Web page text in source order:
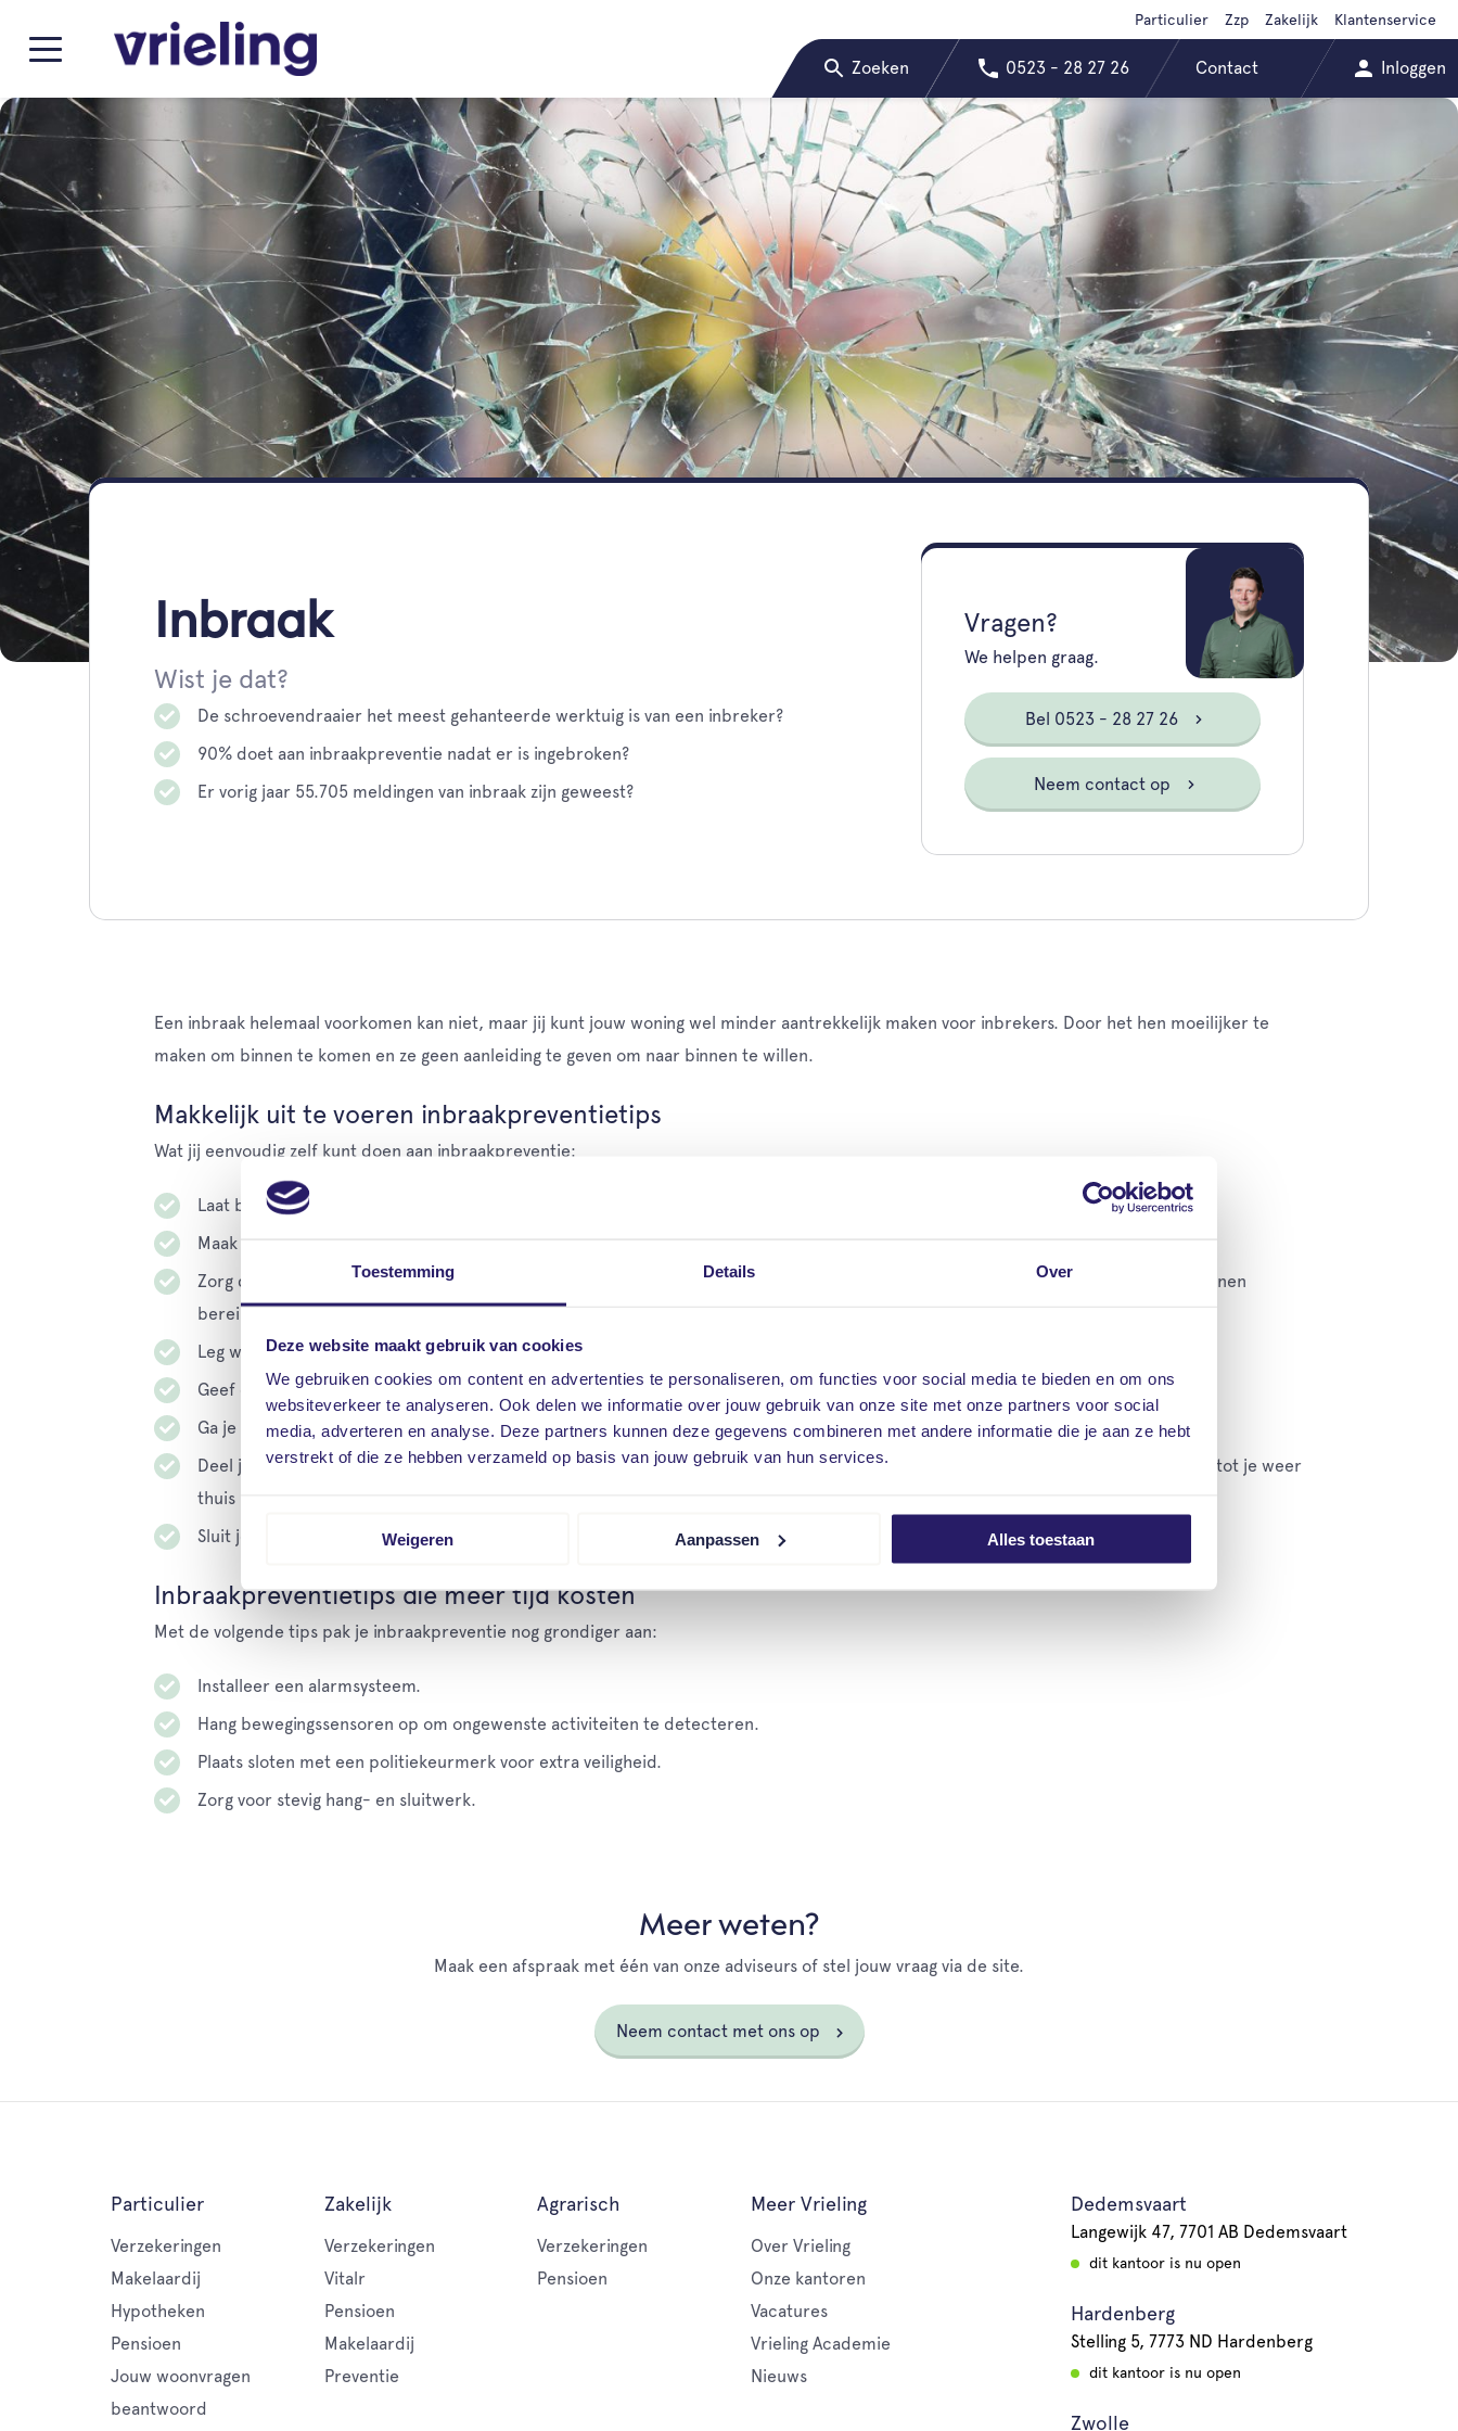
Toestemming Details Over
Deze website maakt gebruik van cookies
We gebruiken cookies om content en advertenties te personaliseren, om functies voor social media te bieden en om ons
websiteverkeer te analyseren. Ook delen we informatie over jouw gebruik van onze site met onze partners voor social
media, adverteren en analyse. Deze partners kunnen deze gegevens combineren met andere informatie die je aan ze hebt
verstrekt of die ze hebben verzameld op basis van jouw gebruik van hun services.
Weigeren Aanpassen Alles toestaan
Zoeken 0523 - 28 27 26 Contact Inloggen
Particulier Zzp Zakelijk Klantenservice
Inbraak
Wist je dat?
De schroevendraaier het meest gehanteerde werktuig is van een inbreker?
90% doet aan inbraakpreventie nadat er is ingebroken?
Er vorig jaar 55.705 meldingen van inbraak zijn geweest?
Vragen?
We helpen graag.
Bel 0523 - 28 27 26
Neem contact op
Een inbraak helemaal voorkomen kan niet, maar jij kunt jouw woning wel minder aantrekkelijk maken voor inbrekers. Door het hen moeilijker te
maken om binnen te komen en ze geen aanleiding te geven om naar binnen te willen.
Makkelijk uit te voeren inbraakpreventietips
Wat jij eenvoudig zelf kunt doen aan inbraakpreventie:
Laat binnen een lamp aan zodat het lijkt of er wel iemand is.
Maak gebruik van een schemerschakelaar voor de buitenverlichting, want inbrekers werken het liefst in het donker.
Zorg dat er geen hulpmiddelen (zoals een trap of prullenbak) voor inbrekers staan, waarmee ze makkelijker een open raampje kunnen
bereiken.
Leg waardevolle spullen en verpakkingsmateriaal van nieuwe dure apparatuur uit het zicht.
Geef de indruk dat er iemand thuis is door kopjes op tafel te laten staan.
Ga je wat langer weg? Vraag iemand de post van de deurmat te halen en uit het zicht weg te leggen.
Deel jouw vakantiebelevingen niet op social media, zoals Facebook en Instagram. Bewaar de mooie afbeelding en leuke ervaringen tot je weer
thuis bent.
Sluit je aan bij een Whatsapp Buurt Preventie of start er zelf één.
Inbraakpreventietips die meer tijd kosten
Met de volgende tips pak je inbraakpreventie nog grondiger aan:
Installeer een alarmsysteem.
Hang bewegingssensoren op om ongewenste activiteiten te detecteren.
Plaats sloten met een politiekeurmerk voor extra veiligheid.
Zorg voor stevig hang- en sluitwerk.
Meer weten?
Maak een afspraak met één van onze adviseurs of stel jouw vraag via de site.
Neem contact met ons op
Particulier
Verzekeringen
Makelaardij
Hypotheken
Pensioen
Jouw woonvragen
beantwoord
Zakelijk
Verzekeringen
Vitalr
Pensioen
Makelaardij
Preventie
Agrarisch
Verzekeringen
Pensioen
Meer Vrieling
Over Vrieling
Onze kantoren
Vacatures
Vrieling Academie
Nieuws
Dedemsvaart
Langewijk 47, 7701 AB Dedemsvaart
dit kantoor is nu open
Hardenberg
Stelling 5, 7773 ND Hardenberg
dit kantoor is nu open
Zwolle